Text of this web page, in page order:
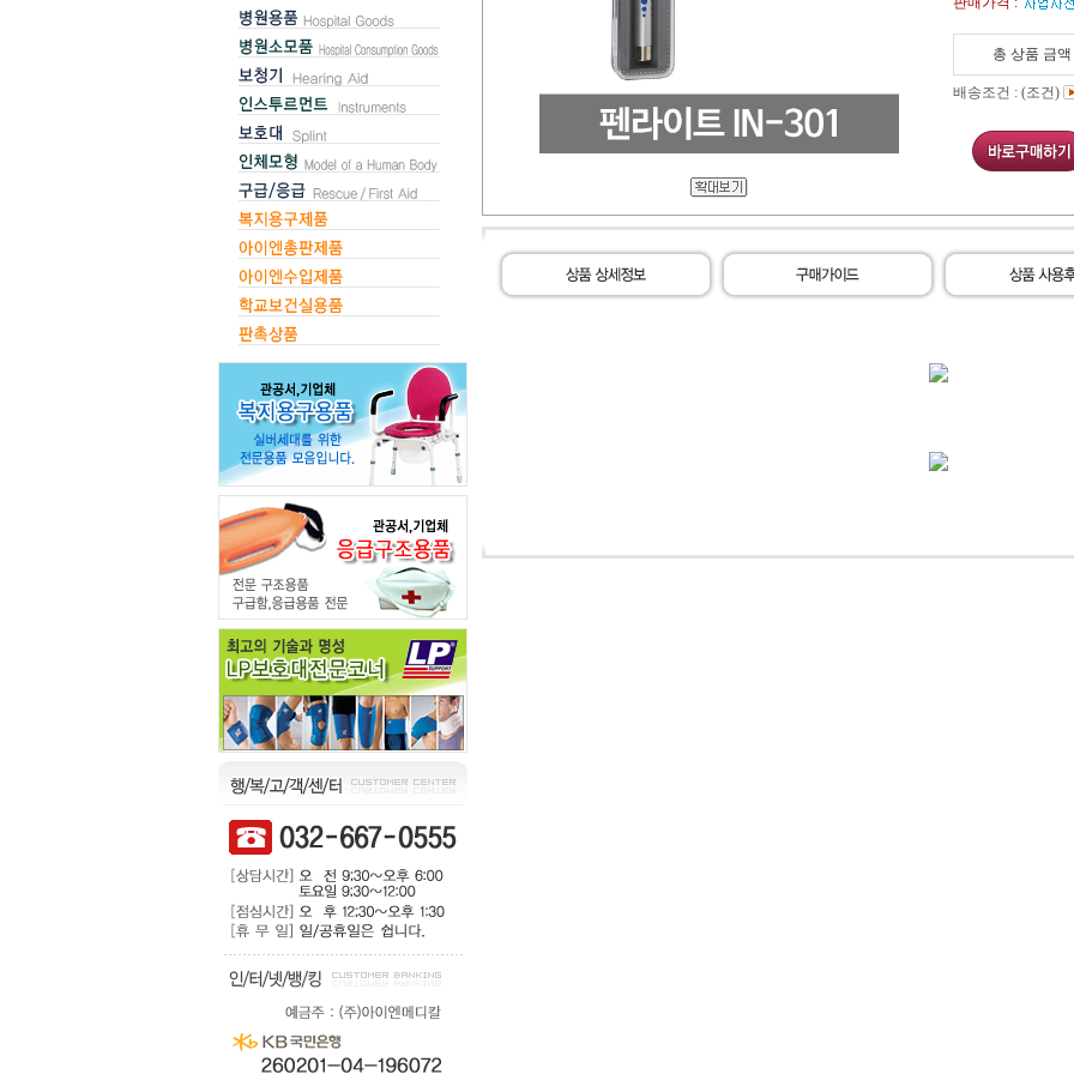
총 상품 금액
배송조건 : (조건)